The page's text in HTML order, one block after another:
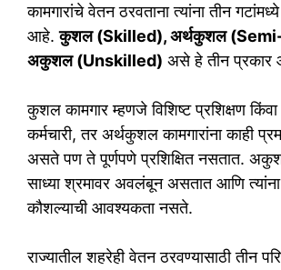
कामगारांचे वेतन ठरवताना त्यांना तीन
आहे.कुशल (Skilled), अर्थकुशल
अकुशल (Unskilled) असे हे तीन प्रकार
कुशल कामगार म्हणजे विशिष्ट प्रशिक्षण
कर्मचारी, तर अर्थकुशल कामगारांना काही
असते पण ते पूर्णपणे प्रशिक्षित नसतात.
साध्या श्रमावर अवलंबून असतात आणि त्यांना
कौशल्याची आवश्यकता नसते.
राज्यातील शहरेही वेतन ठरवण्यासाठी तीन